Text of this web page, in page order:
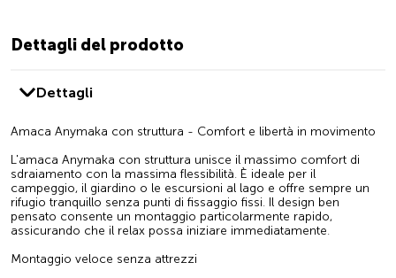
Dettagli del prodotto
Dettagli
Amaca Anymaka con struttura - Comfort e libertà in movimento
L'amaca Anymaka con struttura unisce il massimo comfort di
sdraiamento con la massima flessibilità. È ideale per il
campeggio, il giardino o le escursioni al lago e offre sempre un
rifugio tranquillo senza punti di fissaggio fissi. Il design ben
pensato consente un montaggio particolarmente rapido,
assicurando che il relax possa iniziare immediatamente.
Montaggio veloce senza attrezzi